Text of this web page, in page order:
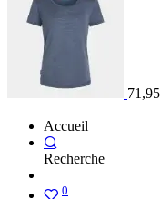
71,95
Accueil
Recherche
0